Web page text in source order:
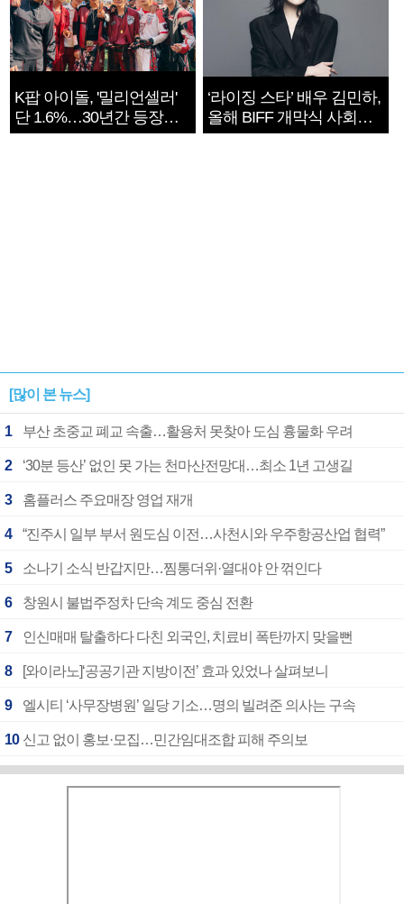
K팝 아이돌, '밀리언셀러'
단 1.6%…30년간 등장
1182개팀 전수조사
‘라이징 스타’ 배우 김민하,
올해 BIFF 개막식 사회자
확정
[많이 본 뉴스]
1 부산 초중교 폐교 속출…활용처 못찾아 도심 흉물화 우려
2 ‘30분 등산’ 없인 못 가는 천마산전망대…최소 1년 고생길
3 홈플러스 주요매장 영업 재개
4 “진주시 일부 부서 원도심 이전…사천시와 우주항공산업 협력”
5 소나기 소식 반갑지만…찜통더위·열대야 안 꺾인다
6 창원시 불법주정차 단속 계도 중심 전환
7 인신매매 탈출하다 다친 외국인, 치료비 폭탄까지 맞을뻔
8 [와이라노]‘공공기관 지방이전’ 효과 있었나 살펴보니
9 엘시티 ‘사무장병원’ 일당 기소…명의 빌려준 의사는 구속
10 신고 없이 홍보·모집…민간임대조합 피해 주의보